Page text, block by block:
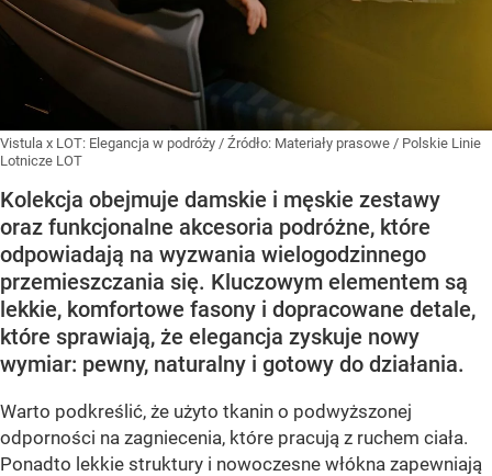
Vistula x LOT: Elegancja w podróży / Źródło: Materiały prasowe / Polskie Linie
Lotnicze LOT
Kolekcja obejmuje damskie i męskie zestawy
oraz funkcjonalne akcesoria podróżne, które
odpowiadają na wyzwania wielogodzinnego
przemieszczania się. Kluczowym elementem są
lekkie, komfortowe fasony i dopracowane detale,
które sprawiają, że elegancja zyskuje nowy
wymiar: pewny, naturalny i gotowy do działania.
Warto podkreślić, że użyto tkanin o podwyższonej
odporności na zagniecenia, które pracują z ruchem ciała.
Ponadto lekkie struktury i nowoczesne włókna zapewniają